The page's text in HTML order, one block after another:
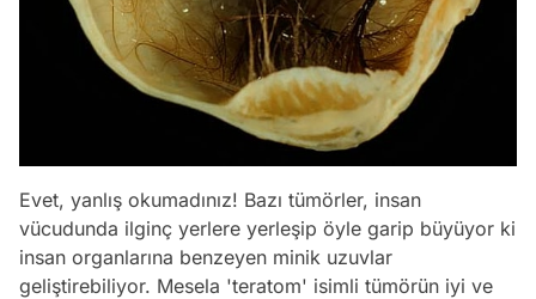
Evet, yanlış okumadınız! Bazı tümörler, insan
vücudunda ilginç yerlere yerleşip öyle garip büyüyor ki
insan organlarına benzeyen minik uzuvlar
geliştirebiliyor. Mesela 'teratom' isimli tümörün iyi ve